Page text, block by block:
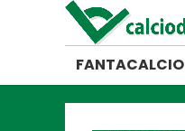
FANTACALCIO